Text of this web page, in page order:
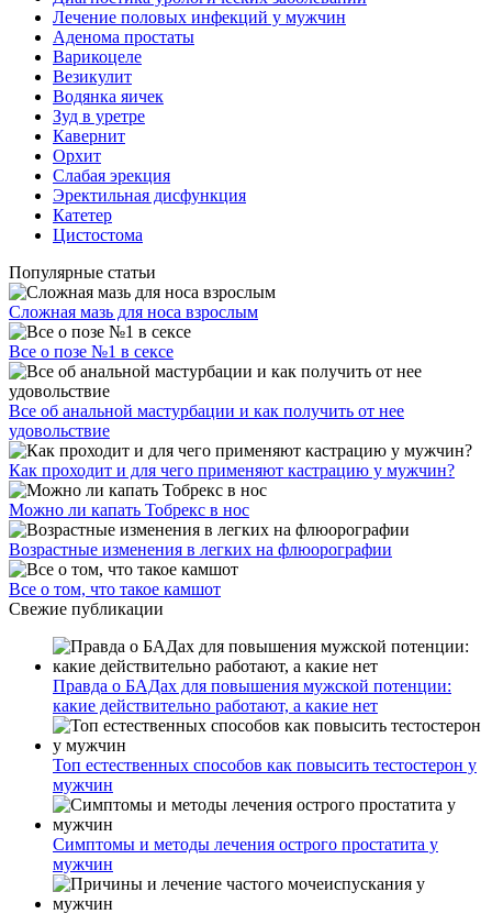
Лечение половых инфекций у мужчин
Аденома простаты
Варикоцеле
Везикулит
Водянка яичек
Зуд в уретре
Кавернит
Орхит
Слабая эрекция
Эректильная дисфункция
Катетер
Цистостома
Популярные статьи
Сложная мазь для носа взрослым
Все о позе №1 в сексе
Все об анальной мастурбации и как получить от нее
удовольствие
Как проходит и для чего применяют кастрацию у мужчин?
Можно ли капать Тобрекс в нос
Возрастные изменения в легких на флюорографии
Все о том, что такое камшот
Свежие публикации
Правда о БАДах для повышения мужской потенции:
какие действительно работают, а какие нет
Топ естественных способов как повысить тестостерон у
мужчин
Симптомы и методы лечения острого простатита у
мужчин